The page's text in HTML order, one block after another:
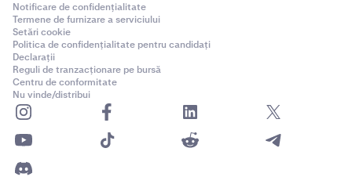
Notificare de confidențialitate
Termene de furnizare a serviciului
Setări cookie
Politica de confidențialitate pentru candidați
Declarații
Reguli de tranzacționare pe bursă
Centru de conformitate
Nu vinde/distribui